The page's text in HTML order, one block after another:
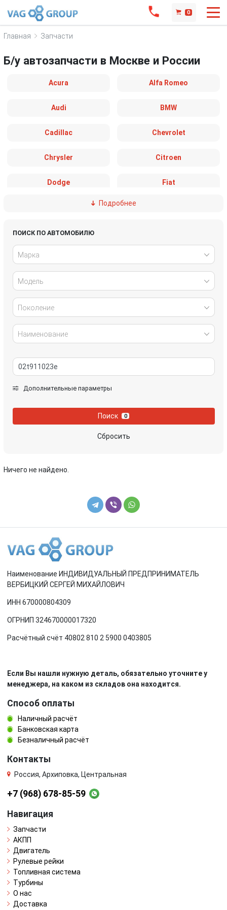
0
Главная Запчасти
Б/у автозапчасти в Москве и России
Acura Alfa Romeo
Audi BMW
Cadillac Chevrolet
Chrysler Citroen
Dodge Fiat
Honda
Kia
Land Rover
Mazda Mercedes-Benz
Nissan Opel
Toyota
Volvo
Подробнее
ПОИСК ПО АВТОМОБИЛЮ
Марка
Модель
Поколение
Наименование
Дополнительные параметры
Поиск 0
Сбросить
Ничего не найдено.
Наименование ИНДИВИДУАЛЬНЫЙ ПРЕДПРИНИМАТЕЛЬ
ВЕРБИЦКИЙ СЕРГЕЙ МИХАЙЛОВИЧ
ИНН 670000804309
ОГРНИП 324670000017320
Расчётный счёт 40802 810 2 5900 0403805
Если Вы нашли нужную деталь, обязательно уточните у
менеджера, на каком из складов она находится.
Способ оплаты
Наличный расчёт
Банковская карта
Безналичный расчёт
Контакты
Россия, Архиповка, Центральная
+7 (968) 678-85-59
Навигация
Запчасти
АКПП
Двигатель
Рулевые рейки
Топливная система
Турбины
О нас
Доставка